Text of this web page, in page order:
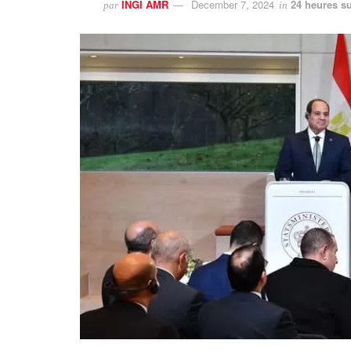
par INGI AMR December 7, 2024 in 24 heures